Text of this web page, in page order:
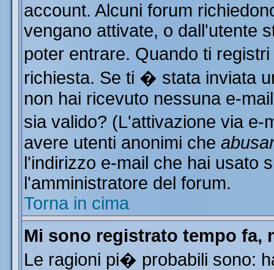
account. Alcuni forum
vengano attivate, o dall'utente
poter entrare. Quando ti
richiesta. Se ti � stata inviata
non hai ricevuto nessuna e-
sia valido? (L'attivazione via
avere utenti anonimi che
l'indirizzo e-mail che hai usato
l'amministratore del forum.
Torna in cima
Mi sono registrato tempo
Le ragioni pi� probabili sono: